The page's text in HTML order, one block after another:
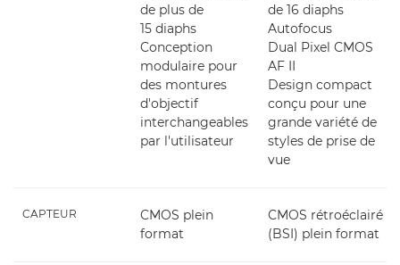
de plus de
15 diaphs
Conception
modulaire pour
des montures
d'objectif
interchangeables
par l'utilisateur
de 16 diaphs
Autofocus
Dual Pixel CMOS
AF II
Design compact
conçu pour une
grande variété de
styles de prise de
vue
CAPTEUR
CMOS plein
format
CMOS rétroéclairé
(BSI) plein format